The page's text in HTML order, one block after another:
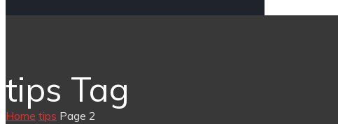
tips Tag
Home tips Page 2